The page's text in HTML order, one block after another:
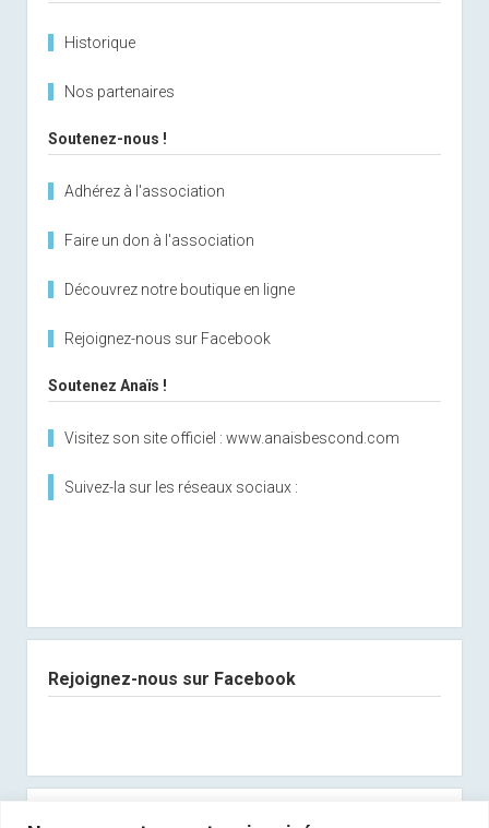
Historique
Nos partenaires
Soutenez-nous !
Adhérez à l'association
Faire un don à l'association
Découvrez notre boutique en ligne
Rejoignez-nous sur Facebook
Soutenez Anaïs !
Visitez son site officiel : www.anaisbescond.com
Suivez-la sur les réseaux sociaux :
Rejoignez-nous sur Facebook